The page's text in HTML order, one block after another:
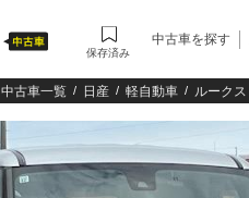
保存済み
中古車を探す
中古車一覧 日産 軽自動車 ルークス